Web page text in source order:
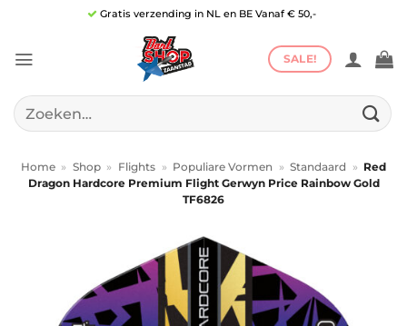
inhoud
Gratis verzending in NL en BE Vanaf € 50,-
SALE!
Zoeken
naar:
Home » Shop » Flights » Populiare Vormen » Standaard » Red
Dragon Hardcore Premium Flight Gerwyn Price Rainbow Gold
TF6826